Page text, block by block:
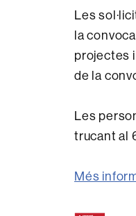
Les
la
projectes
de la
Les
trucant al
Més